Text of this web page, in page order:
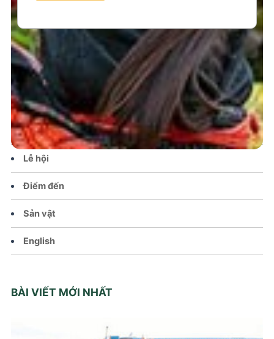
Trang chủ
Tin tức – Sự kiện
Chính sách
Văn hoá – Đời sống
Lễ hội
Điểm đến
Sản vật
English
BÀI VIẾT MỚI NHẤT